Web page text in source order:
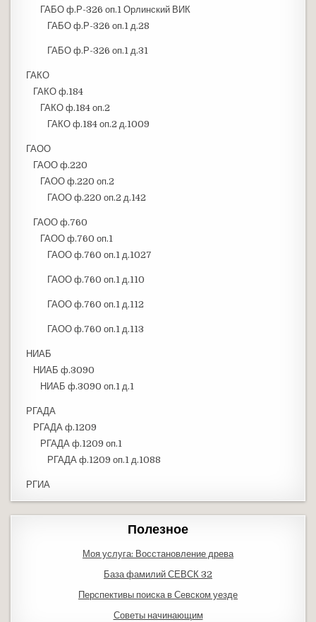
ГАБО ф.Р-326 оп.1 Орлинский ВИК
ГАБО ф.Р-326 оп.1 д.28
ГАБО ф.Р-326 оп.1 д.31
ГАКО
ГАКО ф.184
ГАКО ф.184 оп.2
ГАКО ф.184 оп.2 д.1009
ГАОО
ГАОО ф.220
ГАОО ф.220 оп.2
ГАОО ф.220 оп.2 д.142
ГАОО ф.760
ГАОО ф.760 оп.1
ГАОО ф.760 оп.1 д.1027
ГАОО ф.760 оп.1 д.110
ГАОО ф.760 оп.1 д.112
ГАОО ф.760 оп.1 д.113
НИАБ
НИАБ ф.3090
НИАБ ф.3090 оп.1 д.1
РГАДА
РГАДА ф.1209
РГАДА ф.1209 оп.1
РГАДА ф.1209 оп.1 д.1088
РГИА
Полезное
Моя услуга: Восстановление древа
База фамилий СЕВСК 32
Перспективы поиска в Севском уезде
Советы начинающим